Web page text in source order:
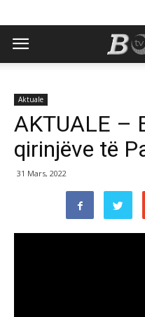
Aktuale
AKTUALE –
qirinjëve të
31 Mars, 2022